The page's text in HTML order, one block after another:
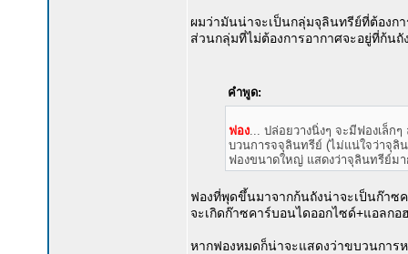
ผมว่ามันน่าจะเป็นกลุ่มจุลินทรีย์ที่ต้องก
ส่วนกลุ่มที่ไม่ต้องการอากาศจะอยู่ที่ก้นถั
คำพูด:
ฟอง... ปล่อยวางนิ่งๆ จะมีฟองเล็ก
บวนการจจุลินทรีย์ (ไม่แน่ใจว่าจุลิ
ฟองขนาดใหญ่ แสดงว่าจุลินทรีย์ม
ฟองที่พุดขึ้นมาจากก้นถังน่าจะเป็นก๊าซ
จะเกิดก๊าซคาร์บอนไดออกไซด์+แอลกอ
หากฟองหมดก็น่าจะแสดงว่าขบวนการ